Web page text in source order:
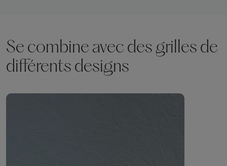
Se combine avec des grilles de
différents designs